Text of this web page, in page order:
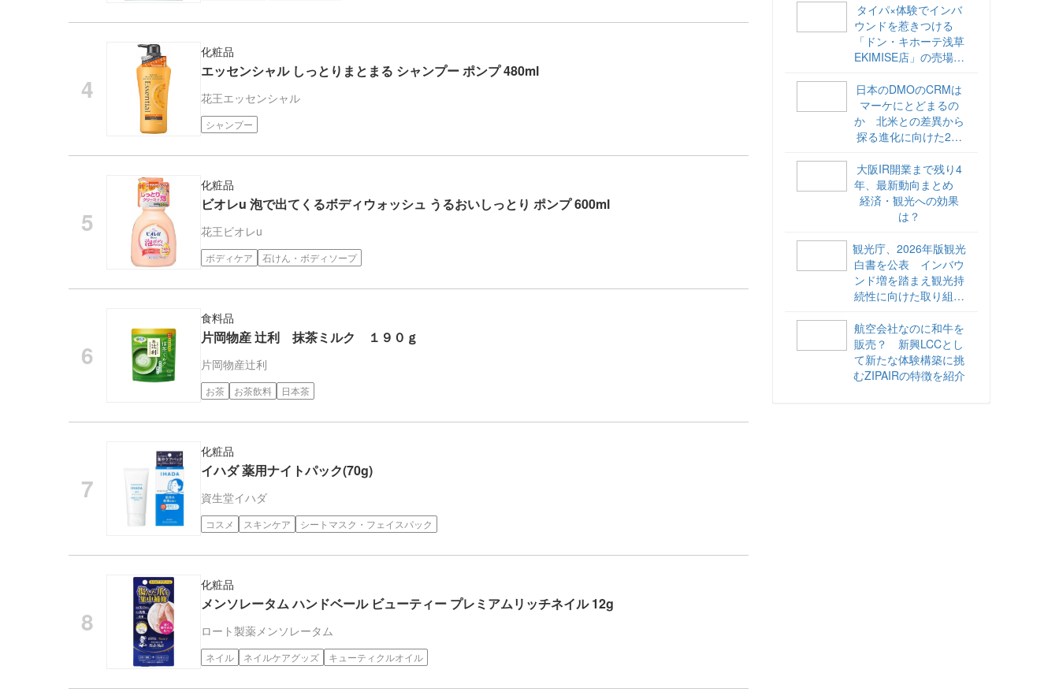
化粧品
エッセンシャル しっとりまとまる シャンプー ポンプ 480ml
花王エッセンシャル
シャンプー
化粧品
ビオレu 泡で出てくるボディウォッシュ うるおいしっとり ポンプ 600ml
花王ビオレu
ボディケア 石けん・ボディソープ
食料品
片岡物産 辻利 抹茶ミルク １９０ｇ
片岡物産辻利
お茶 お茶飲料 日本茶
化粧品
イハダ 薬用ナイトパック(70g)
資生堂イハダ
コスメ スキンケア シートマスク・フェイスパック
化粧品
メンソレータム ハンドベール ビューティー プレミアムリッチネイル 12g
ロート製薬メンソレータム
ネイル ネイルケアグッズ キューティクルオイル
タイパ×体験でインバ
ウンドを惹きつける
「ドン・キホーテ浅草
EKIMISE店」の売場づ
日本のDMOのCRMは
マーケにとどまるの
か 北米との差異から
探る進化に向けた2ス
海外DMOのリアル
vol.6】
大阪IR開業まで残り4
年、最新動向まとめ
経済・観光への効果
は？
観光庁、2026年版観光
白書を公表 インバウ
ンド増を踏まえ観光持
続性に向けた取り組み
航空会社なのに和牛を
販売？ 新興LCCとし
て新たな体験構築に挑
むZIPAIRの特徴を紹介